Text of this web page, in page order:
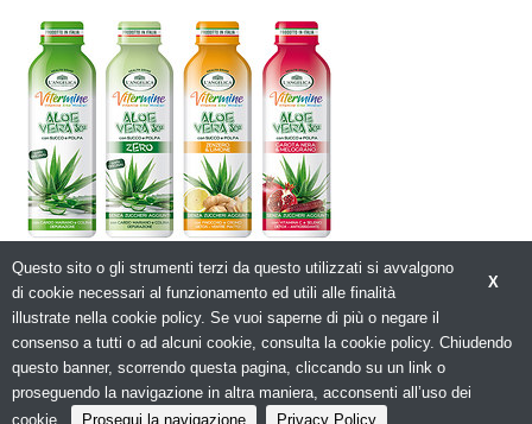
La gamma Vitermine con ALOE VERA si rinnova.
L’Istituto Erboristico L’Angelica rinnova la gamma di Health Drink...
© Copyright 2026. Spachoice.net - La tua Guida al Benessere - N.ro Iscrizione
ROC 20653 - Privacy policy
X
Questo sito o gli strumenti terzi da questo utilizzati si avvalgono
di cookie necessari al funzionamento ed utili alle finalità
illustrate nella cookie policy. Se vuoi saperne di più o negare il
consenso a tutti o ad alcuni cookie, consulta la cookie policy. Chiudendo
questo banner, scorrendo questa pagina, cliccando su un link o
proseguendo la navigazione in altra maniera, acconsenti all’uso dei
cookie.
Prosegui la navigazione Privacy Policy